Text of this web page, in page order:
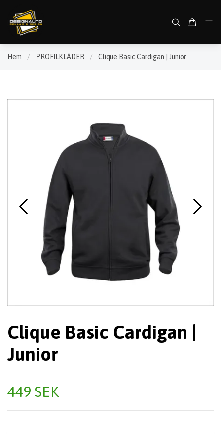
Hem / PROFILKLÄDER / Clique Basic Cardigan | Junior
Clique Basic Cardigan |
Junior
449 SEK